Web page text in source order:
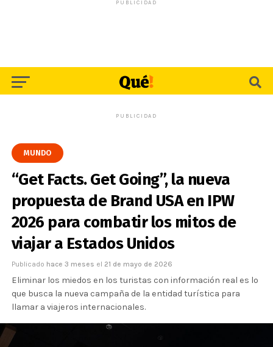
PUBLICIDAD
PUBLICIDAD
MUNDO
“Get Facts. Get Going”, la nueva
propuesta de Brand USA en IPW
2026 para combatir los mitos de
viajar a Estados Unidos
Publicado hace 3 meses el 21 de mayo de 2026
Eliminar los miedos en los turistas con información real es lo
que busca la nueva campaña de la entidad turística para
llamar a viajeros internacionales.